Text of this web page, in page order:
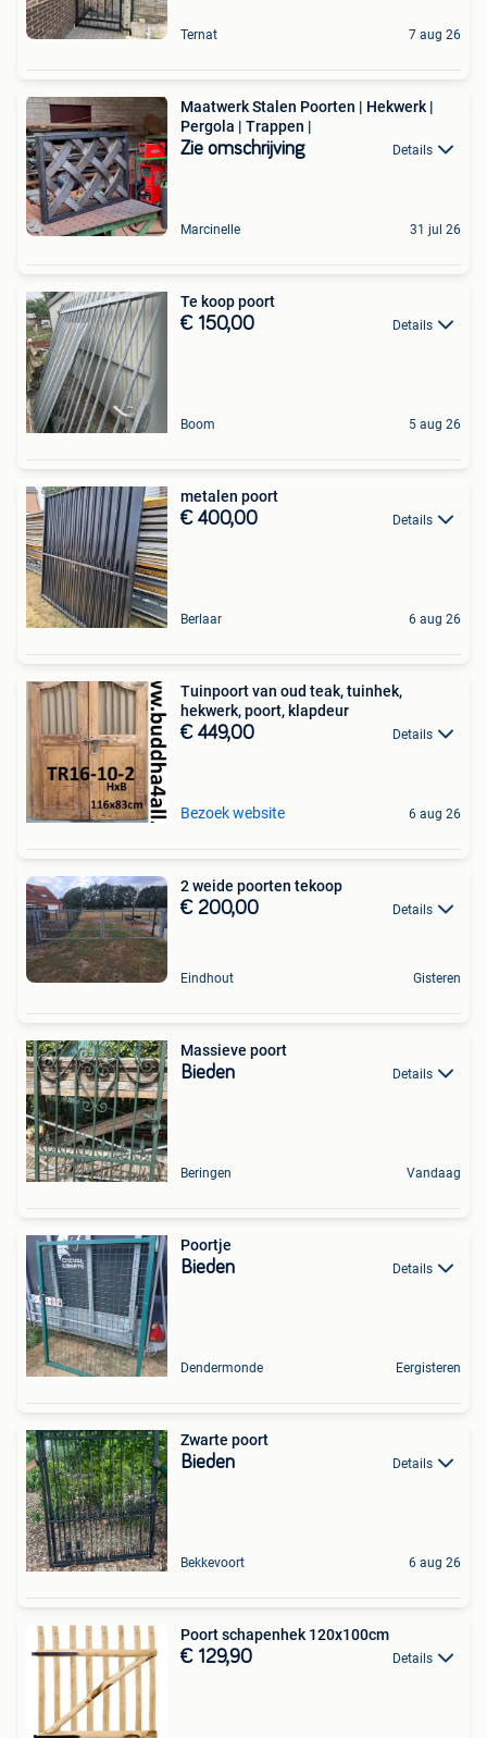
Ternat 7 aug 26
Maatwerk Stalen Poorten | Hekwerk |
Pergola | Trappen |
Zie omschrijving Details
Marcinelle 31 jul 26
Te koop poort
€ 150,00 Details
Boom 5 aug 26
metalen poort
€ 400,00 Details
Berlaar 6 aug 26
Tuinpoort van oud teak, tuinhek,
hekwerk, poort, klapdeur
€ 449,00 Details
Bezoek website 6 aug 26
2 weide poorten tekoop
€ 200,00 Details
Eindhout Gisteren
Massieve poort
Bieden Details
Beringen Vandaag
Poortje
Bieden Details
Dendermonde Eergisteren
Zwarte poort
Bieden Details
Bekkevoort 6 aug 26
Poort schapenhek 120x100cm
€ 129,90 Details